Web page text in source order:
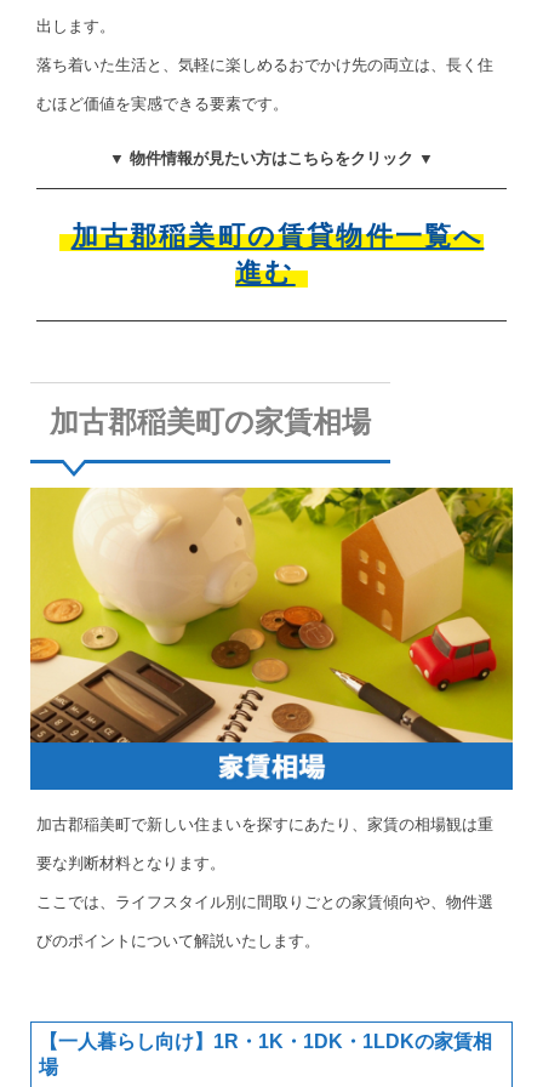
出します。
落ち着いた生活と、気軽に楽しめるおでかけ先の両立は、長く住
むほど価値を実感できる要素です。
▼ 物件情報が見たい方はこちらをクリック ▼
加古郡稲美町の賃貸物件一覧へ
進む
加古郡稲美町の家賃相場
加古郡稲美町で新しい住まいを探すにあたり、家賃の相場観は重
要な判断材料となります。
ここでは、ライフスタイル別に間取りごとの家賃傾向や、物件選
びのポイントについて解説いたします。
【一人暮らし向け】1R・1K・1DK・1LDKの家賃相
場